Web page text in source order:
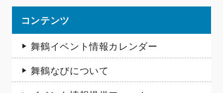
コンテンツ
舞鶴イベント情報カレンダー
舞鶴なびについて